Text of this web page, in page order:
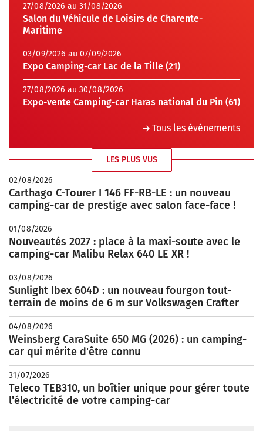
27/08/2026 au 31/08/2026
Salon du Véhicule de Loisirs de Charente-
Maritime
03/09/2026 au 07/09/2026
Expo Camping-car Lac de la Tille (21)
27/08/2026 au 30/08/2026
Expo-vente Camping-car Haras national du Pin (61)
Tous les évènements
LES PLUS VUS
02/08/2026
Carthago C-Tourer I 146 FF-RB-LE : un nouveau
camping-car de prestige avec salon face-face !
01/08/2026
Nouveautés 2027 : place à la maxi-soute avec le
camping-car Malibu Relax 640 LE XR !
03/08/2026
Sunlight Ibex 604D : un nouveau fourgon tout-
terrain de moins de 6 m sur Volkswagen Crafter
04/08/2026
Weinsberg CaraSuite 650 MG (2026) : un camping-
car qui mérite d'être connu
31/07/2026
Teleco TEB310, un boîtier unique pour gérer toute
l'électricité de votre camping-car